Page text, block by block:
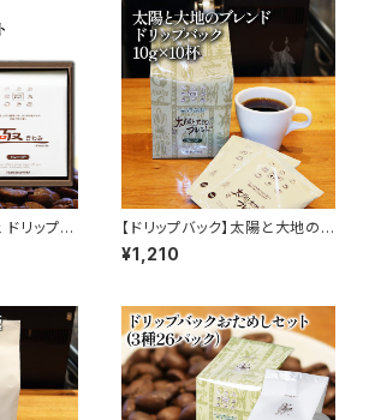
答箱 富
り寄せ
【ドリップバック】太陽と大地のブ
レンド 10g × 10杯 メキシコ 中
米産 ドリップ 簡単 富屋珈琲店
¥1,210